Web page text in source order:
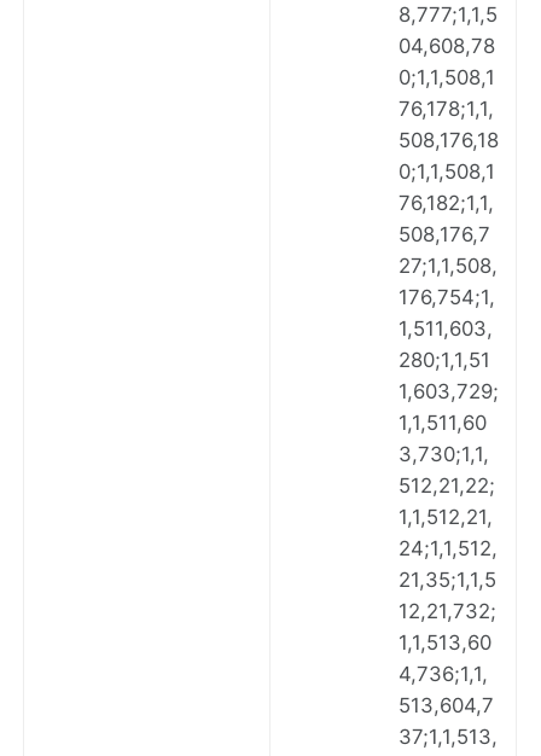
8,777;1,1,5
04,608,78
0;1,1,508,1
76,178;1,1,
508,176,18
0;1,1,508,1
76,182;1,1,
508,176,7
27;1,1,508,
176,754;1,
1,511,603,
280;1,1,51
1,603,729;
1,1,511,60
3,730;1,1,
512,21,22;
1,1,512,21,
24;1,1,512,
21,35;1,1,5
12,21,732;
1,1,513,60
4,736;1,1,
513,604,7
37;1,1,513,